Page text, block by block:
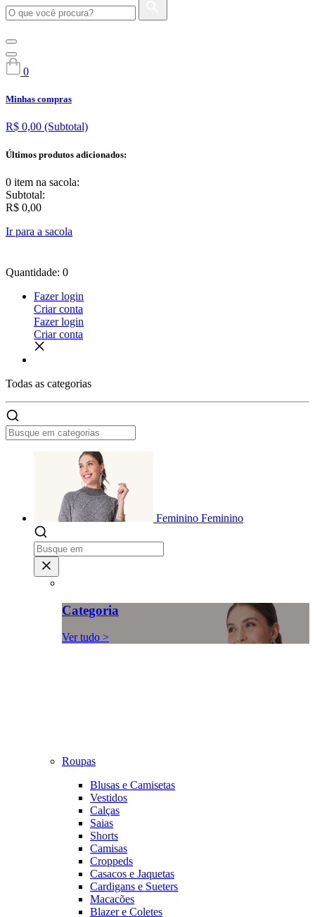
0
Minhas compras
R$ 0,00 (Subtotal)
Últimos produtos adicionados:
0 item na sacola:
Subtotal:
R$ 0,00
Ir para a sacola
Quantidade: 0
Fazer login
Criar conta
Fazer login
Criar conta
Todas as categorias
Feminino Feminino
Categoria
Ver tudo >
Roupas
Blusas e Camisetas
Vestidos
Calças
Saias
Shorts
Camisas
Croppeds
Casacos e Jaquetas
Cardigans e Sueters
Macacões
Blazer e Coletes